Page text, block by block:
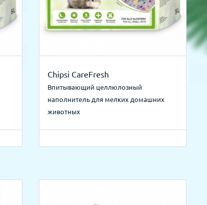
Chipsi CareFresh
Впитывающий целлюлозный
наполнитель для мелких домашних
животных